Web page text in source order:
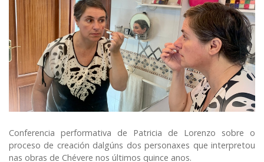
Conferencia performativa de Patricia de Lorenzo sobre o
proceso de creación dalgúns dos personaxes que interpretou
nas obras de Chévere nos últimos quince anos.